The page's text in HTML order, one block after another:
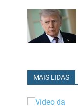
MAIS LIDAS